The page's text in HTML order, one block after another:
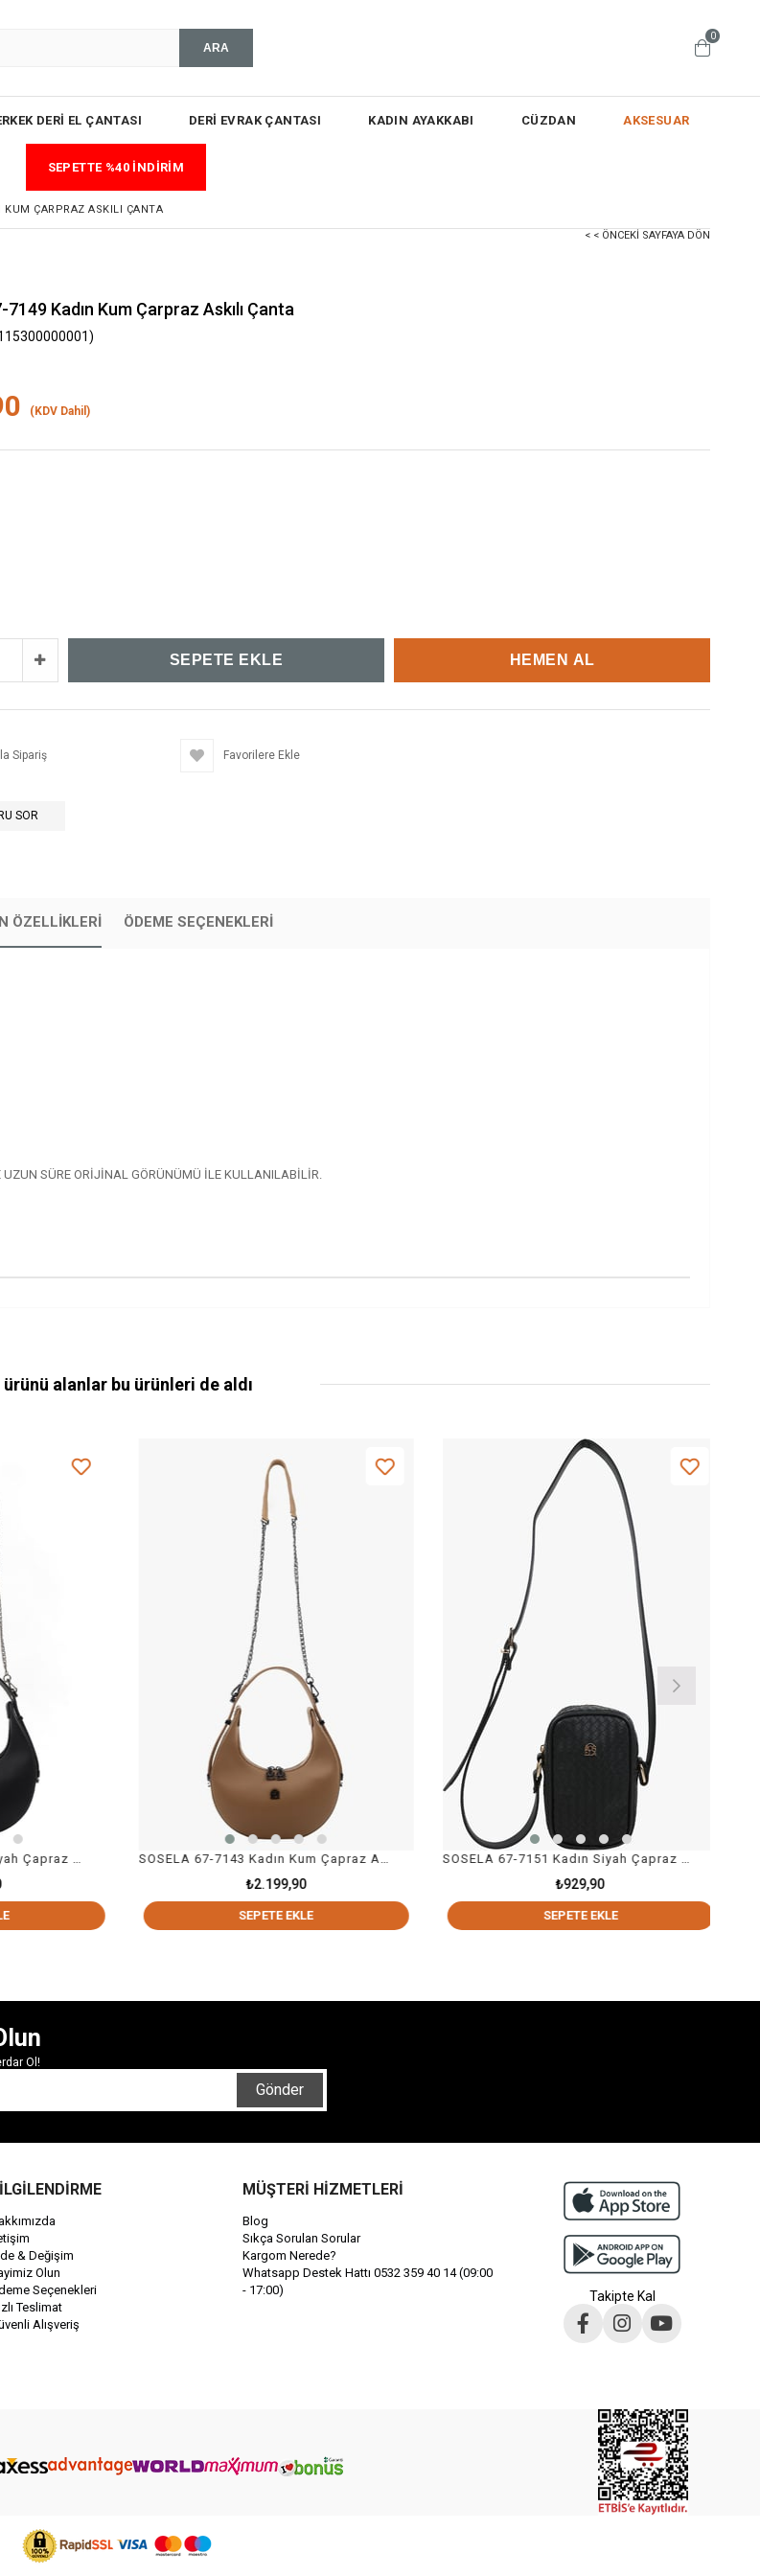
0
DERİ EL ÇANTASI DERİ EVRAK ÇANTASI KADIN AYAKKABI CÜZDAN AKSESUAR
SEPETTE %40 İNDİRİM
KUM ÇARPRAZ ASKILI ÇANTA
< < ÖNCEKI SAYFAYA DÖN
7149 Kadın Kum Çarpraz Askılı Çanta
(KDV Dahil)
Sipariş Favorilere Ekle
SOR
ÖZELLIKLERI ÖDEME SEÇENEKLERI
SÜRE ORİJİNAL GÖRÜNÜMÜ İLE KULLANILABİLİR.
ürünü alanlar bu ürünleri de aldı
SOSELA 67-7143 Kadın Kum Çapraz Askılı Çanta
SEPETE EKLE
SOSELA 67-7151 Kadın Siyah Çapraz Askılı Çanta
SEPETE EKLE
Ol!
Gönder
& Değişim
Olun
Seçenekleri
Teslimat
Alışveriş
MÜŞTERİ HİZMETLERİ
Blog
Sıkça Sorulan Sorular
Kargom Nerede?
Whatsapp Destek Hattı 0532 359 40 14 (09:00
- 17:00)
Takipte Kal